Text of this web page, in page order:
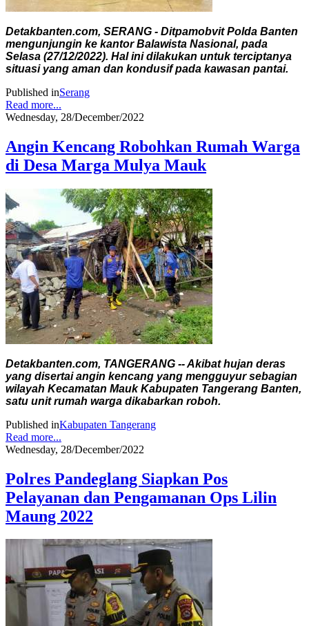
Detakbanten.com, SERANG - Ditpamobvit Polda Banten
mengunjungin ke kantor Balawista Nasional, pada
Selasa (27/12/2022). Hal ini dilakukan untuk terciptanya
situasi yang aman dan kondusif pada kawasan pantai.
Published inSerang
Read more...
Wednesday, 28/December/2022
Angin Kencang Robohkan Rumah Warga
di Desa Marga Mulya Mauk
Detakbanten.com, TANGERANG -- Akibat hujan deras
yang disertai angin kencang yang mengguyur sebagian
wilayah Kecamatan Mauk Kabupaten Tangerang Banten,
satu unit rumah warga dikabarkan roboh.
Published inKabupaten Tangerang
Read more...
Wednesday, 28/December/2022
Polres Pandeglang Siapkan Pos
Pelayanan dan Pengamanan Ops Lilin
Maung 2022